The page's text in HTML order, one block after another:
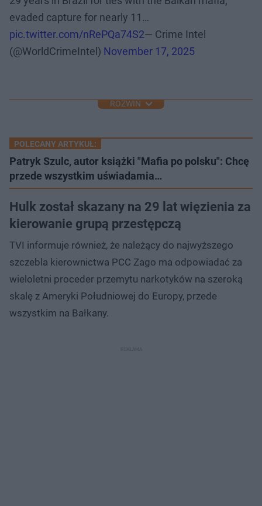
evaded capture for nearly 11…
pic.twitter.com/nRePQa74S2— Crime Intel
(@WorldCrimeIntel) November 17, 2025
ROZWIŃ
POLECANY ARTYKUŁ:
Patryk Szulc, autor książki "Mafia po polsku": Chcę
przede wszystkim uświadamia…
Hulk został skazany na 29 lat więzienia za
kierowanie grupą przestępczą
TVI informuje również, że należący do najwyższego
szczebla kierownictwa PCC Zago ma odpowiadać za
wieloletni proceder przemytu narkotyków na szeroką
skalę z Ameryki Południowej do Europy, przede
wszystkim na Bałkany.